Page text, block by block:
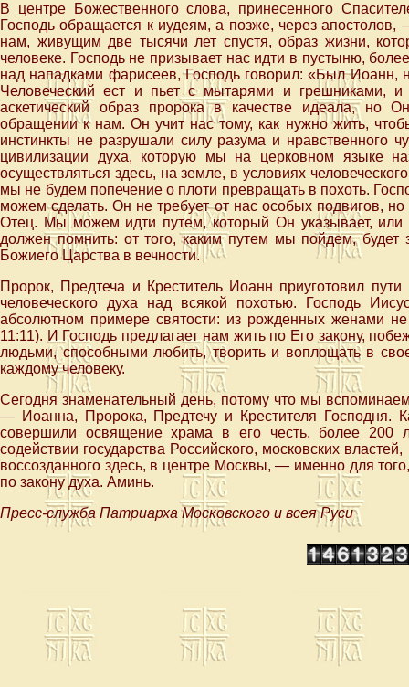
В центре Божественного слова, принесенного
Господь обращается к иудеям, а позже, через
нам, живущим две тысячи лет спустя, образ жизни,
человеке. Господь не призывает нас идти в пустыню,
над нападками фарисеев, Господь говорил: «Был
Человеческий ест и пьет с мытарями и грешниками,
аскетический образ пророка в качестве идеала, но
обращении к нам. Он учит нас тому, как нужно жить,
инстинкты не разрушали силу разума и нравственного
цивилизации духа, которую мы на церковном языке
осуществляться здесь, на земле, в условиях
мы не будем попечение о плоти превращать в похоть.
можем сделать. Он не требует от нас особых подвигов,
Отец. Мы можем идти путем, который Он указывает,
должен помнить: от того, каким путем мы пойдем, будет
Божиего Царства в вечности.
Пророк, Предтеча и Креститель Иоанн приуготовил
человеческого духа над всякой похотью. Господь
абсолютном примере святости: из рожденных женами
11:11). И Господь предлагает нам жить по Его закону,
людьми, способными любить, творить и воплощать в
каждому человеку.
Сегодня знаменательный день, потому что мы
— Иоанна, Пророка, Предтечу и Крестителя Господня.
совершили освящение храма в его честь, более 200
содействии государства Российского, московских
воссозданного здесь, в центре Москвы, — именно для
по закону духа. Аминь.
Пресс-служба Патриарха Московского и всея Руси